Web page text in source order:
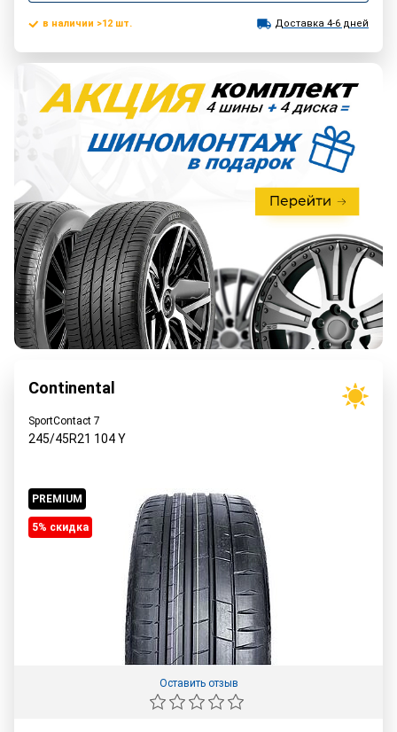
в наличии >12 шт. Доставка 4-6 дней
Continental
SportContact 7
245/45R21 104Y
PREMIUM
5% cкидка
Оставить отзыв